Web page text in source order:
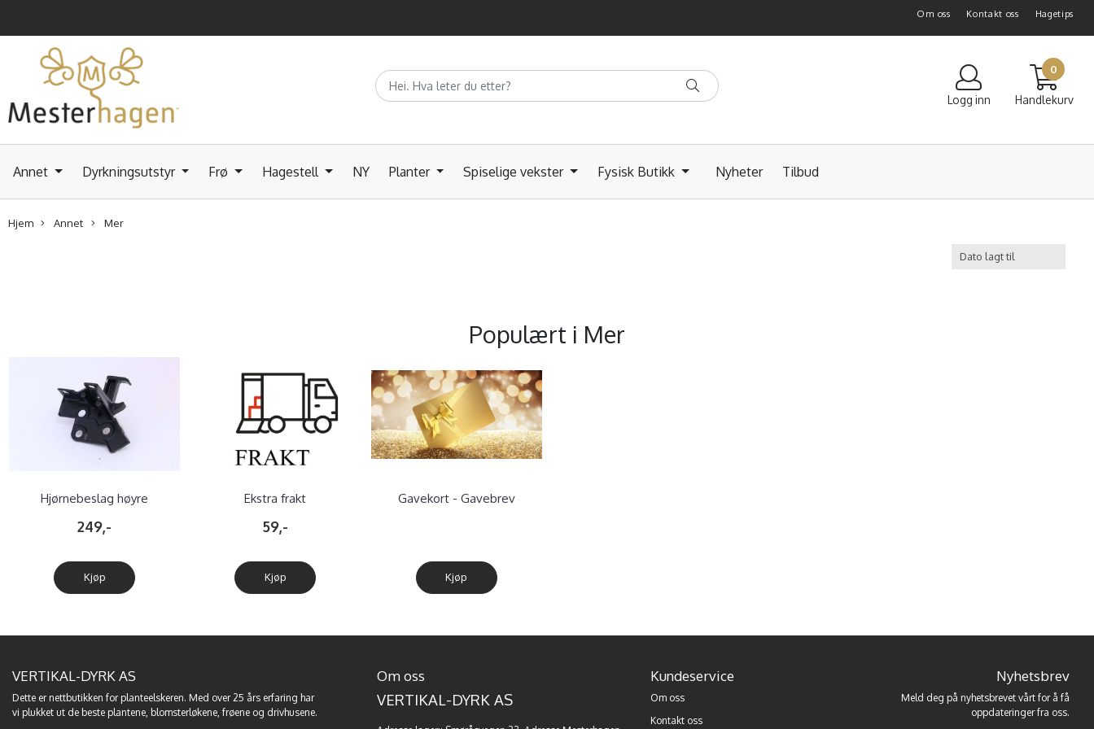
Om oss Kontakt oss Hagetips
Logg inn
0
Handlekurv
Annet Dyrkningsutstyr Frø Hagestell NY Planter Spiselige vekster Fysisk Butikk Nyheter Tilbud
Hjem Annet Mer
Populært i Mer
Hjørnebeslag høyre
249,-
Kjøp
Ekstra frakt
59,-
Kjøp
Gavekort - Gavebrev
Kjøp
VERTIKAL-DYRK AS
Dette er nettbutikken for planteelskeren. Med over 25 års erfaring har
vi plukket ut de beste plantene blomsterløkene frøene og drivhusene.
Om oss
VERTIKAL-DYRK AS
Kundeservice
Om oss
Kontakt oss
Nyhetsbrev
Meld deg på nyhetsbrevet vårt for å få
oppdateringer fra oss.